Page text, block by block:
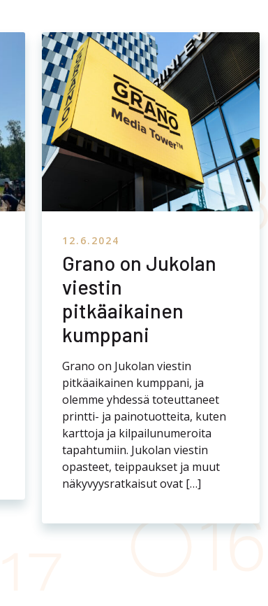
12.6.2024
Grano on Jukolan
viestin
pitkäaikainen
kumppani
Grano on Jukolan viestin
pitkäaikainen kumppani, ja
olemme yhdessä toteuttaneet
printti- ja painotuotteita, kuten
karttoja ja kilpailunumeroita
tapahtumiin. Jukolan viestin
opasteet, teippaukset ja muut
näkyvyysratkaisut ovat […]